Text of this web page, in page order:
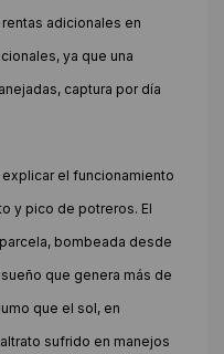
adicionales en
ya que una
captura por día
el funcionamiento
y pico de potreros. El
bombeada desde
que genera más de
que el sol, en
sufrido en manejos